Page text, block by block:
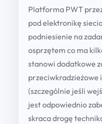
Platforma PWT
pod elektronikę
podniesienie na
osprzętem co ma
stanowi dodatkowe
przeciwkradzieżowe
(szczególnie jeśli
jest odpowiednio
skraca drogę